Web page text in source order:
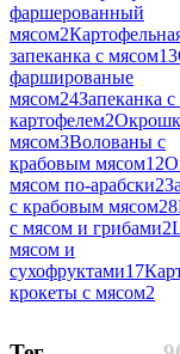
фаршерованный
мясом2
запеканка с мясом13
фаршированые
мясом24Запеканка
картофелем2
мясом3Волованы с
крабовым мясом12
мясом по-арабски2
с крабовым мясом28
с мясом и грибами2
мясом и
сухофруктами17
крокеты с мясом2